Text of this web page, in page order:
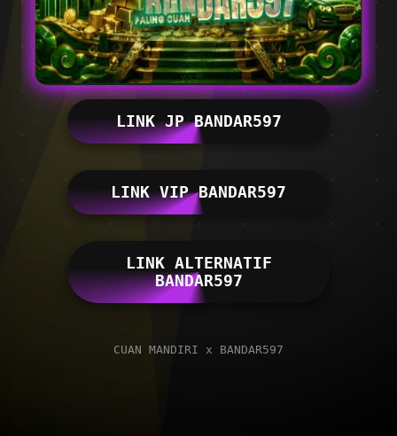
LINK JP BANDAR597
LINK VIP BANDAR597
LINK ALTERNATIF
BANDAR597
CUAN MANDIRI x BANDAR597